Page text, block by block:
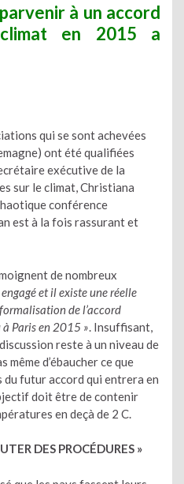
à un accord
en 2015 a
qui se sont achevées
ont été qualifiées
exécutive de la
sur le climat, Christiana
conférence
est à la fois rassurant et
de nombreux
engagé et il existe une réelle
de l’accord
Paris en 2015 » . Insuffisant,
reste à un niveau de
d’ébaucher ce que
futur accord qui entrera en
doit être de contenir
en deçà de 2 C.
DES PROCÉDURES »